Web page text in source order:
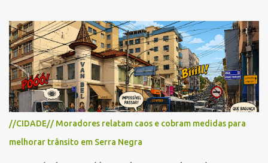
ambiental nas políticas públicas. Preservação permanente O Alto
da Serra está localizado em uma das Áreas de Preservação
Permanente no município, chamadas de APP no Código Florestal
Brasileiro, Lei nº 12.651/12. As APPS são protegidas com a função
ambiental de preservar os recursos hídricos, a paisagem, a
proteção do solo e a biodiversidade para assegurar a qualidade de
vida da população. No local já estão instaladas torres de
transmissão de televisão e telefonia celular, contêineres de uso
comercial, sanitário público, pequenas construções e uma rampa
//CIDADE// Moradores relatam caos e cobram medidas para
melhorar trânsito em Serra Negra